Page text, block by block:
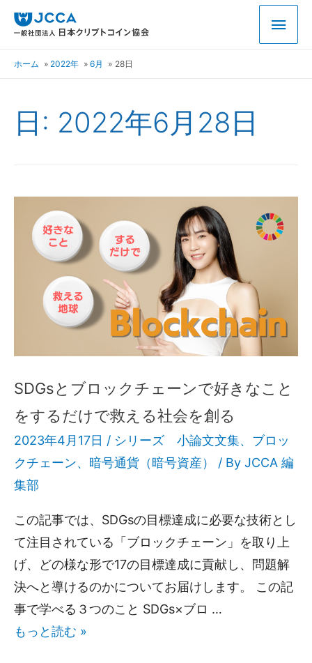
ホーム 2022年 6月 28日
日: 2022年6月28日
SDGsとブロックチェーンで好きなこと
をするだけで救える社会を創る
2023年4月17日 / シリーズ 小論文文集、 ブロッ
クチェーン、 暗号通貨（暗号資産） / By JCCA 編
集部
この記事では、SDGsの目標達成に必要な技術とし
て注目されている「ブロックチェーン」を取り上
げ、どの様な形で17の目標達成に貢献し、問題解
決へと導けるのかについてお届けします。 この記
事で学べる３つのこと SDGs×ブロ …
もっと読む »